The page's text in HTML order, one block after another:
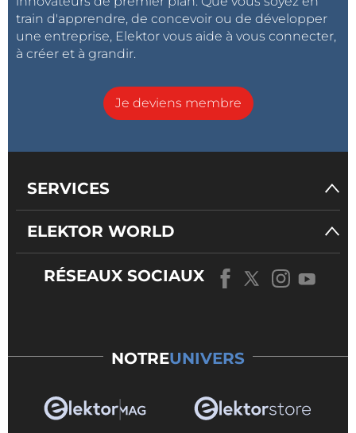
train d'apprendre, de concevoir ou de développer
une entreprise, Elektor vous aide à vous connecter,
à créer et à grandir.
Je deviens membre
SERVICES
ELEKTOR WORLD
RÉSEAUX SOCIAUX
NOTREUNIVERS